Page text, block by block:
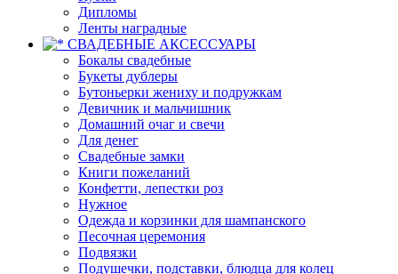
Дипломы
Ленты наградные
СВАДЕБНЫЕ АКСЕССУАРЫ
Бокалы свадебные
Букеты дублеры
Бутоньерки жениху и подружкам
Девичник и мальчишник
Домашний очаг и свечи
Для денег
Свадебные замки
Книги пожеланий
Конфетти, лепестки роз
Нужное
Одежда и корзинки для шампанского
Песочная церемония
Подвязки
Подушечки, подставки, блюдца для колец